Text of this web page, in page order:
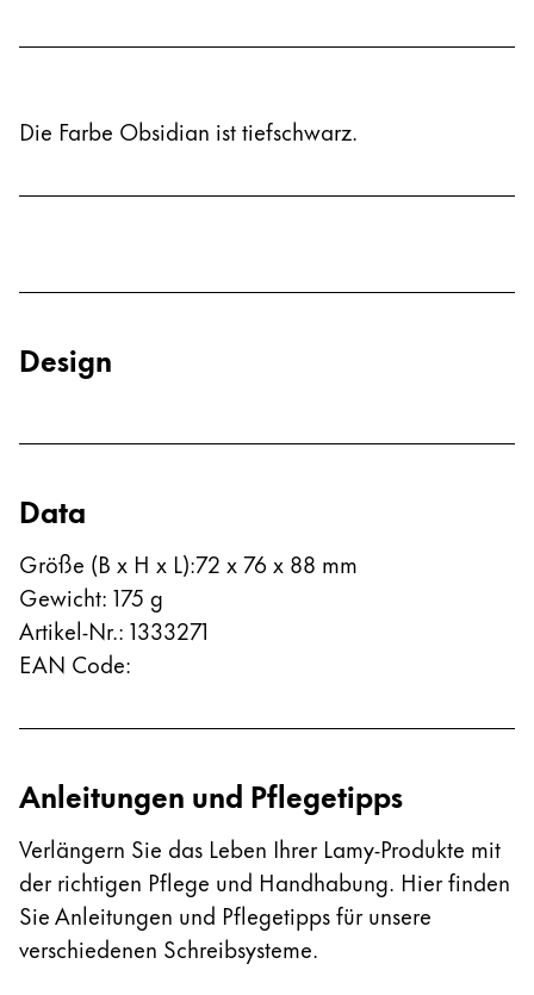
Design
Pioniergeist
Karriere
Vietnam
Tiếng Việt
Cambodia
Naher Osten
Diese Region enthält Länder mit den Sprachen,
Diese Region enthält Länder mit den Sprachen,
Registrieren
Registrieren
Die Farbe Obsidian ist tiefschwarz.
Design
Data
Größe (B x H x L):72 x 76 x 88 mm
Gewicht: 175 g
Artikel-Nr.: 1333271
EAN Code:
Anleitungen und Pflegetipps
Verlängern Sie das Leben Ihrer Lamy-Produkte mit
der richtigen Pflege und Handhabung. Hier finden
Sie Anleitungen und Pflegetipps für unsere
verschiedenen Schreibsysteme.